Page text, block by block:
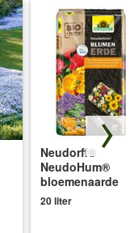
Neudorff®
NeudoHum®
bloemenaarde
20 liter